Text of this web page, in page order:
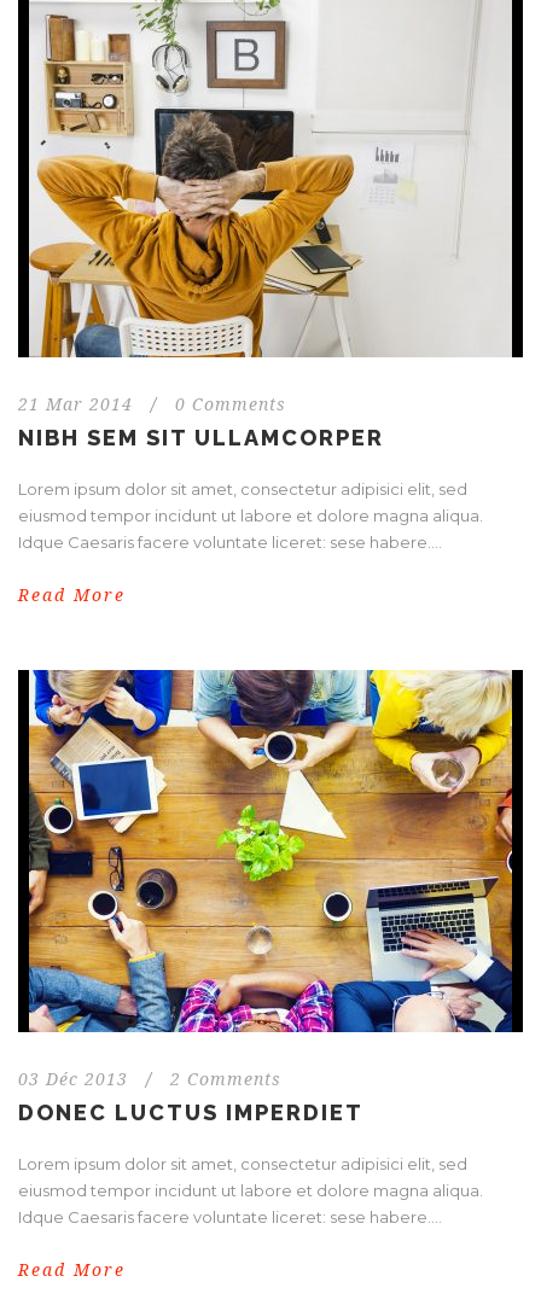
21 Mar 2014 / 0 Comments
NIBH SEM SIT ULLAMCORPER
Lorem ipsum dolor sit amet, consectetur adipisici elit, sed
eiusmod tempor incidunt ut labore et dolore magna aliqua.
Idque Caesaris facere voluntate liceret: sese habere....
Read More
03 Déc 2013 / 2 Comments
DONEC LUCTUS IMPERDIET
Lorem ipsum dolor sit amet, consectetur adipisici elit, sed
eiusmod tempor incidunt ut labore et dolore magna aliqua.
Idque Caesaris facere voluntate liceret: sese habere....
Read More